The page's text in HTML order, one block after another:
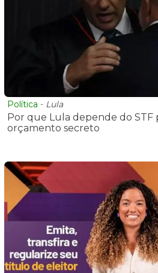
Política - Lula
Por que Lula depende do STF
orçamento secreto